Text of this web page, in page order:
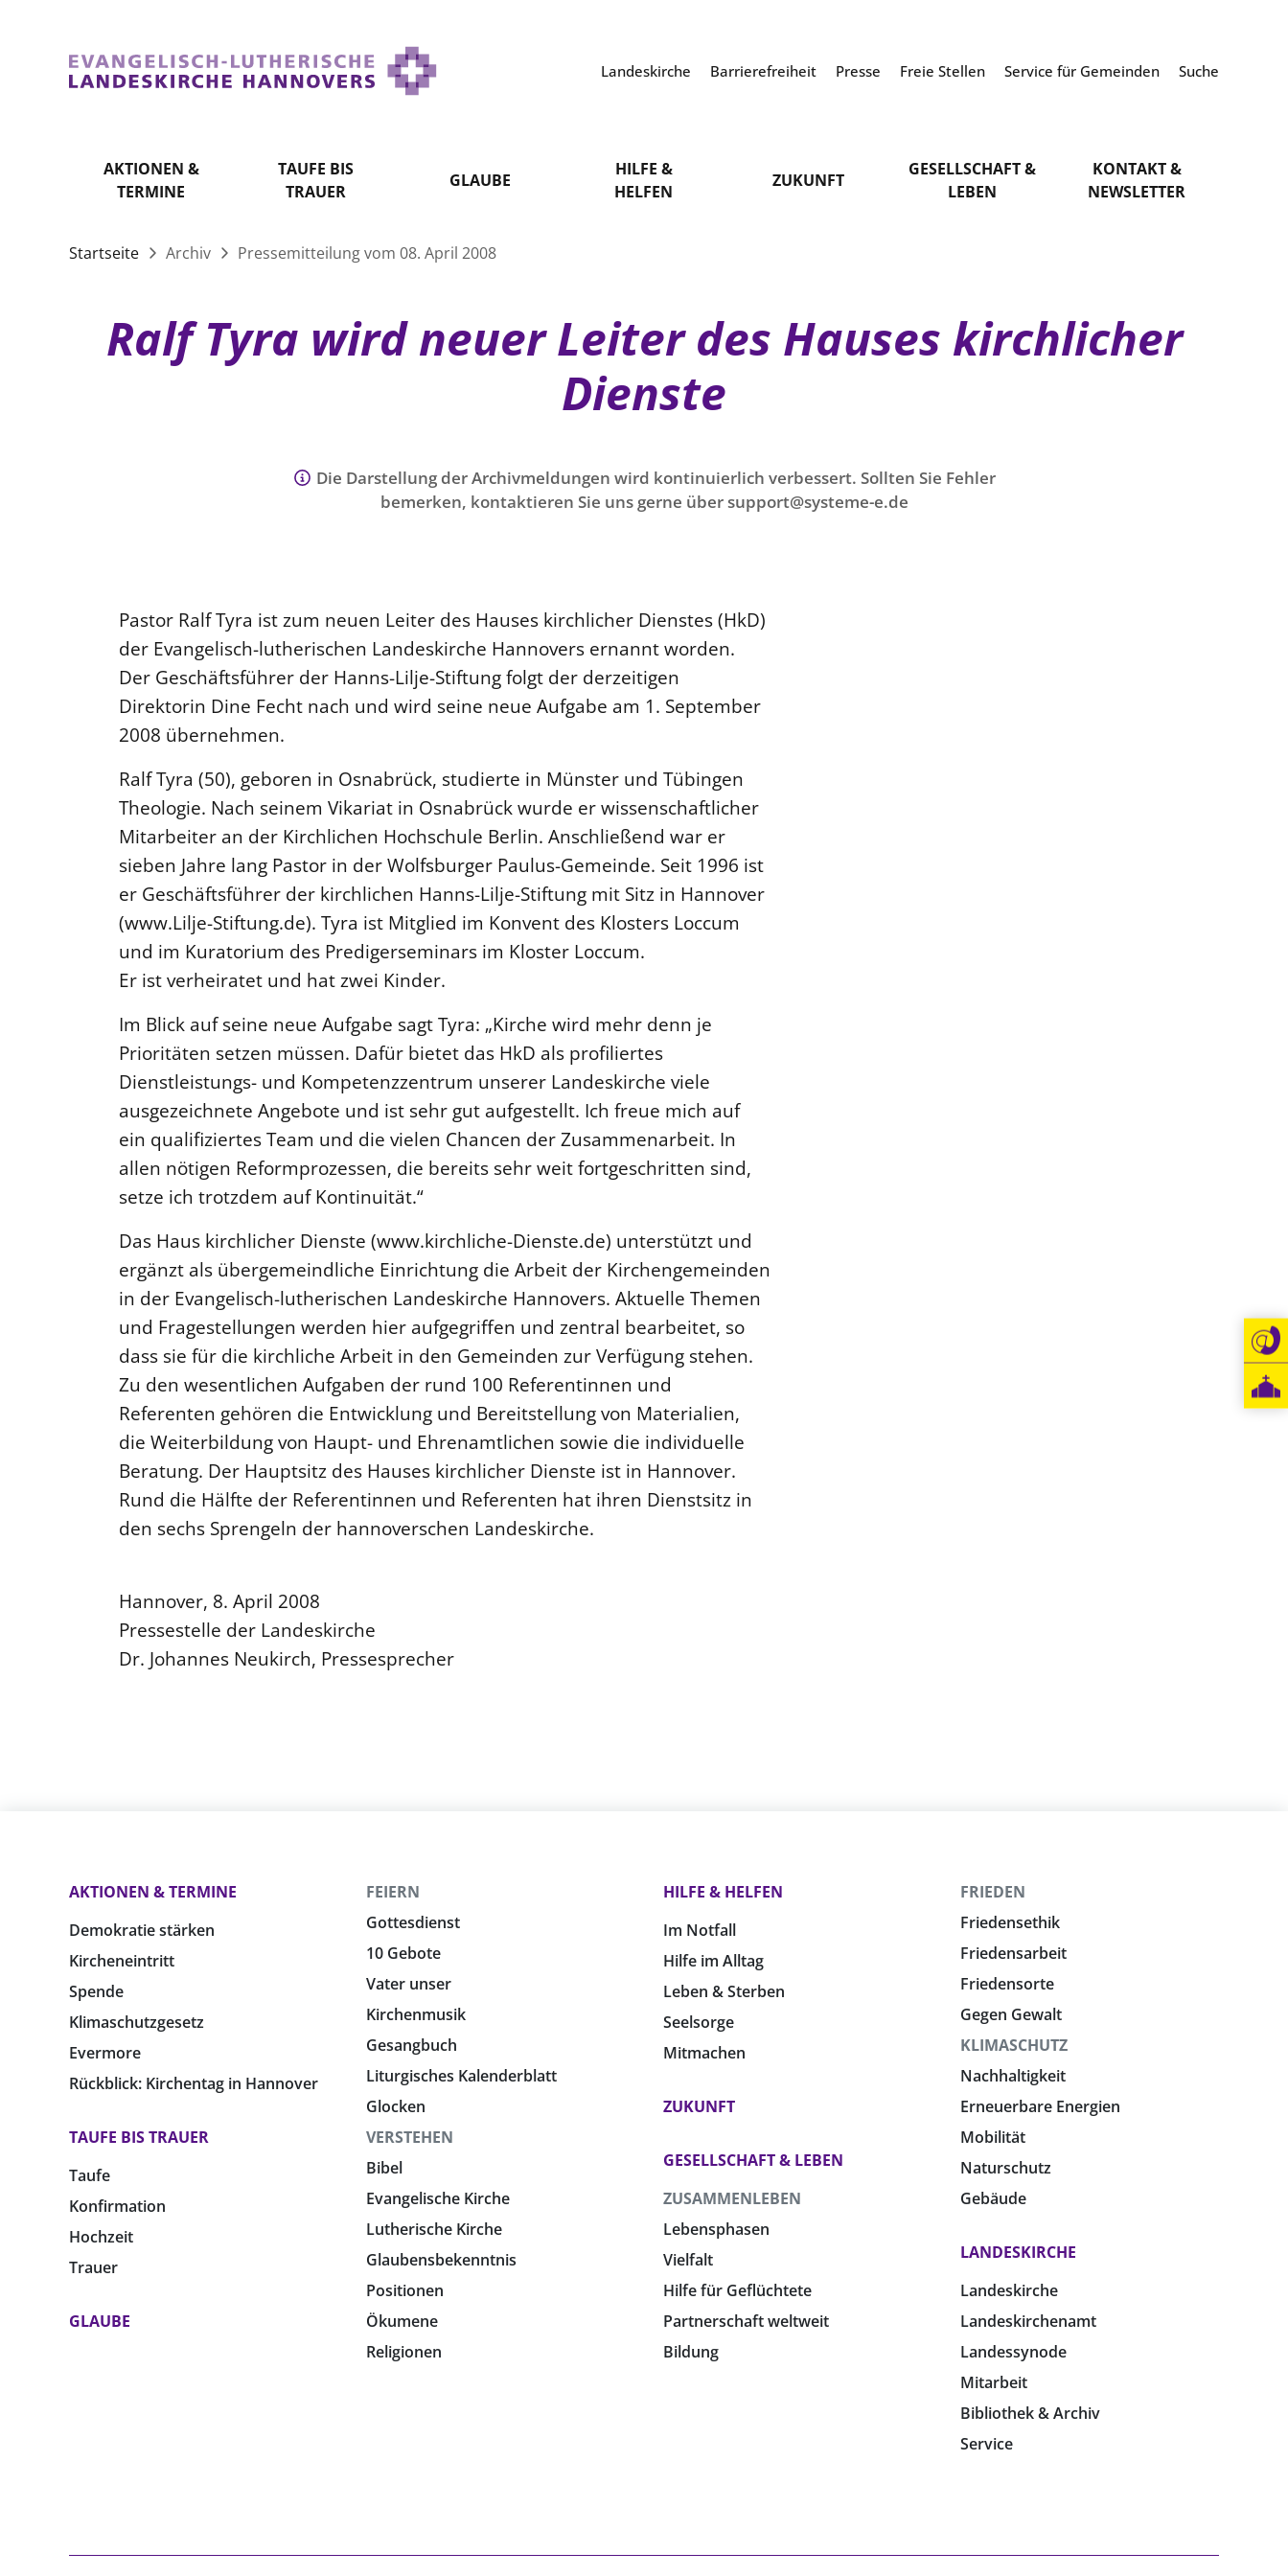
Landeskirche Barrierefreiheit Presse Freie Stellen Service für Gemeinden Suche
AKTIONEN &
TERMINE
TAUFE BIS
TRAUER
GLAUBE
HILFE &
HELFEN
ZUKUNFT
GESELLSCHAFT &
LEBEN
KONTAKT &
NEWSLETTER
Startseite Archiv Pressemitteilung vom 08. April 2008
Ralf Tyra wird neuer Leiter des Hauses kirchlicher
Dienste
Die Darstellung der Archivmeldungen wird kontinuierlich verbessert. Sollten Sie Fehler
bemerken, kontaktieren Sie uns gerne über support@systeme-e.de
Pastor Ralf Tyra ist zum neuen Leiter des Hauses kirchlicher Dienstes (HkD)
der Evangelisch-lutherischen Landeskirche Hannovers ernannt worden.
Der Geschäftsführer der Hanns-Lilje-Stiftung folgt der derzeitigen
Direktorin Dine Fecht nach und wird seine neue Aufgabe am 1. September
2008 übernehmen.
Ralf Tyra (50), geboren in Osnabrück, studierte in Münster und Tübingen
Theologie. Nach seinem Vikariat in Osnabrück wurde er wissenschaftlicher
Mitarbeiter an der Kirchlichen Hochschule Berlin. Anschließend war er
sieben Jahre lang Pastor in der Wolfsburger Paulus-Gemeinde. Seit 1996 ist
er Geschäftsführer der kirchlichen Hanns-Lilje-Stiftung mit Sitz in Hannover
(www.Lilje-Stiftung.de). Tyra ist Mitglied im Konvent des Klosters Loccum
und im Kuratorium des Predigerseminars im Kloster Loccum.
Er ist verheiratet und hat zwei Kinder.
Im Blick auf seine neue Aufgabe sagt Tyra: „Kirche wird mehr denn je
Prioritäten setzen müssen. Dafür bietet das HkD als profiliertes
Dienstleistungs- und Kompetenzzentrum unserer Landeskirche viele
ausgezeichnete Angebote und ist sehr gut aufgestellt. Ich freue mich auf
ein qualifiziertes Team und die vielen Chancen der Zusammenarbeit. In
allen nötigen Reformprozessen, die bereits sehr weit fortgeschritten sind,
setze ich trotzdem auf Kontinuität.“
Das Haus kirchlicher Dienste (www.kirchliche-Dienste.de) unterstützt und
ergänzt als übergemeindliche Einrichtung die Arbeit der Kirchengemeinden
in der Evangelisch-lutherischen Landeskirche Hannovers. Aktuelle Themen
und Fragestellungen werden hier aufgegriffen und zentral bearbeitet, so
dass sie für die kirchliche Arbeit in den Gemeinden zur Verfügung stehen.
Zu den wesentlichen Aufgaben der rund 100 Referentinnen und
Referenten gehören die Entwicklung und Bereitstellung von Materialien,
die Weiterbildung von Haupt- und Ehrenamtlichen sowie die individuelle
Beratung. Der Hauptsitz des Hauses kirchlicher Dienste ist in Hannover.
Rund die Hälfte der Referentinnen und Referenten hat ihren Dienstsitz in
den sechs Sprengeln der hannoverschen Landeskirche.
Hannover, 8. April 2008
Pressestelle der Landeskirche
Dr. Johannes Neukirch, Pressesprecher
AKTIONEN & TERMINE
Demokratie stärken
Kircheneintritt
Spende
Klimaschutzgesetz
Evermore
Rückblick: Kirchentag in Hannover
TAUFE BIS TRAUER
Taufe
Konfirmation
Hochzeit
Trauer
GLAUBE
FEIERN
Gottesdienst
10 Gebote
Vater unser
Kirchenmusik
Gesangbuch
Liturgisches Kalenderblatt
Glocken
VERSTEHEN
Bibel
Evangelische Kirche
Lutherische Kirche
Glaubensbekenntnis
Positionen
Ökumene
Religionen
HILFE & HELFEN
Im Notfall
Hilfe im Alltag
Leben & Sterben
Seelsorge
Mitmachen
ZUKUNFT
GESELLSCHAFT & LEBEN
ZUSAMMENLEBEN
Lebensphasen
Vielfalt
Hilfe für Geflüchtete
Partnerschaft weltweit
Bildung
FRIEDEN
Friedensethik
Friedensarbeit
Friedensorte
Gegen Gewalt
KLIMASCHUTZ
Nachhaltigkeit
Erneuerbare Energien
Mobilität
Naturschutz
Gebäude
LANDESKIRCHE
Landeskirche
Landeskirchenamt
Landessynode
Mitarbeit
Bibliothek & Archiv
Service